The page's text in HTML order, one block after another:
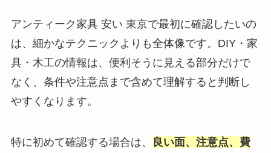
アンティーク家具 安い 東京で最初に確認したいの
は、細かなテクニックよりも全体像です。DIY・家
具・木工の情報は、便利そうに見える部分だけで
なく、条件や注意点まで含めて理解すると判断し
やすくなります。
特に初めて確認する場合は、
良い面、注意点、費